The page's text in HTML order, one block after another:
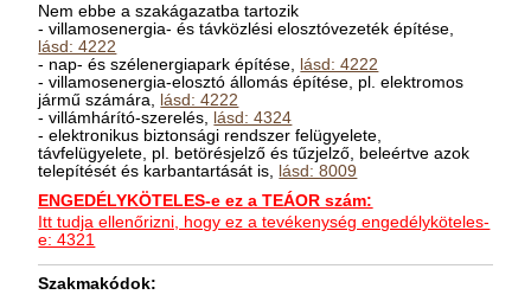
Nem ebbe a szakágazatba tartozik
- villamosenergia- és távközlési elosztóvezeték építése,
lásd: 4222
- nap- és szélenergiapark építése, lásd: 4222
- villamosenergia-elosztó állomás építése, pl. elektromos
jármű számára, lásd: 4222
- villámhárító-szerelés, lásd: 4324
- elektronikus biztonsági rendszer felügyelete,
távfelügyelete, pl. betörésjelző és tűzjelző, beleértve azok
telepítését és karbantartását is, lásd: 8009
ENGEDÉLYKÖTELES-e ez a TEÁOR szám:
Itt tudja ellenőrizni, hogy ez a tevékenység engedélyköteles-
e: 4321
Szakmakódok: